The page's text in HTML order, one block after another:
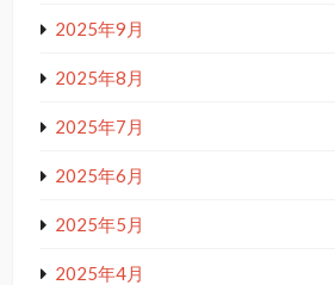
2025年9月
2025年8月
2025年7月
2025年6月
2025年5月
2025年4月